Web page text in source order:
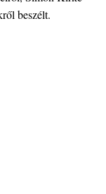
beszélt.